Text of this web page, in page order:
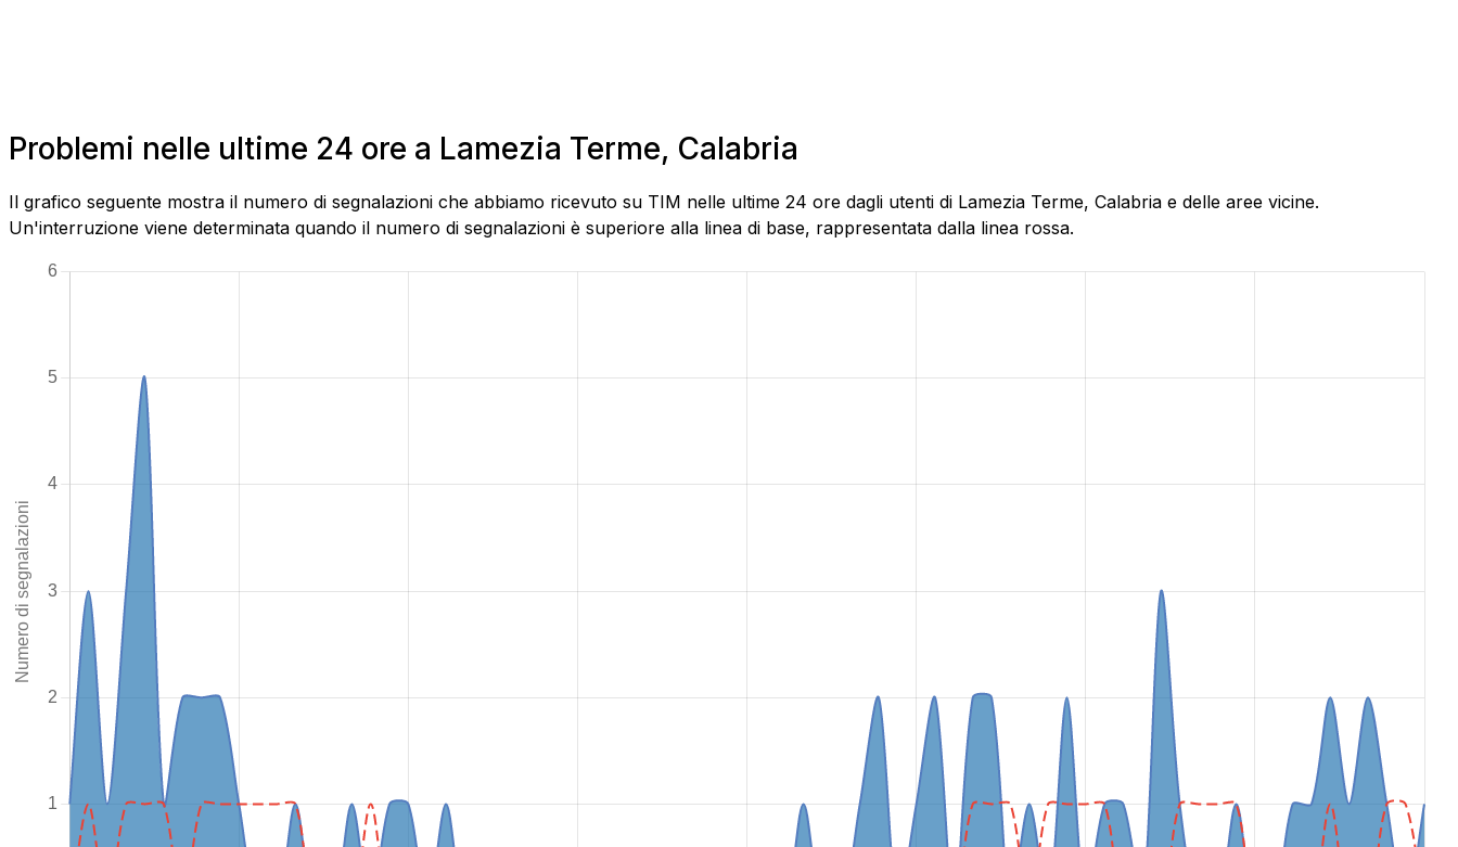
Problemi nelle ultime 24 ore a Lamezia Terme, Calabria
Il grafico seguente mostra il numero di segnalazioni che abbiamo ricevuto su TIM nelle ultime 24 ore dagli utenti di Lamezia Terme, Calabria e delle aree vicine.
Un'interruzione viene determinata quando il numero di segnalazioni è superiore alla linea di base, rappresentata dalla linea rossa.